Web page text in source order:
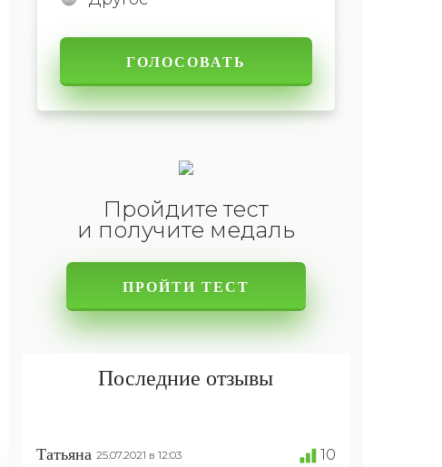
Пройдите тест
и получите медаль
ПРОЙТИ ТЕСТ
Последние отзывы
Татьяна 25.07.2021 в 12:03
10